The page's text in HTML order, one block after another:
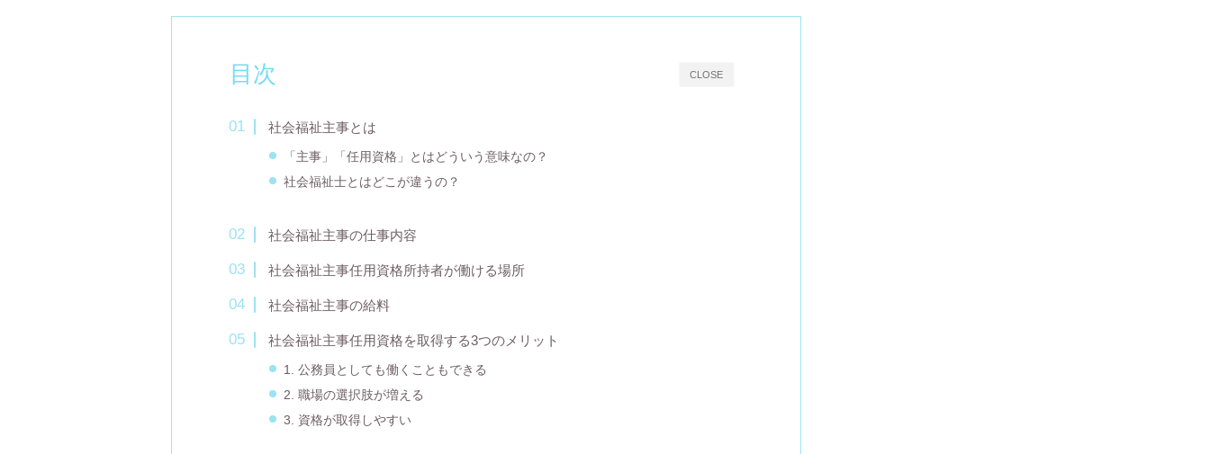
CLOSE
目次
社会福祉主事とは
「主事」「任用資格」とはどういう意味なの？
社会福祉士とはどこが違うの？
社会福祉主事の仕事内容
社会福祉主事任用資格所持者が働ける場所
社会福祉主事の給料
社会福祉主事任用資格を取得する3つのメリット
1. 公務員としても働くこともできる
2. 職場の選択肢が増える
3. 資格が取得しやすい